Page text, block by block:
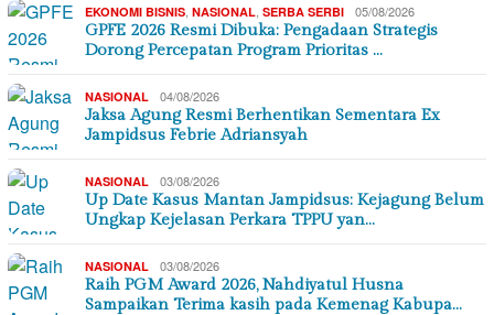
EKONOMI BISNIS NASIONAL SERBA SERBI 05/08/2026
GPFE 2026 Resmi Dibuka: Pengadaan Strategis
Dorong Percepatan Program Prioritas …
NASIONAL 04/08/2026
Jaksa Agung Resmi Berhentikan Sementara Ex
Jampidsus Febrie Adriansyah
NASIONAL 03/08/2026
Up Date Kasus Mantan Jampidsus: Kejagung Belum
Ungkap Kejelasan Perkara TPPU yan…
NASIONAL 03/08/2026
Raih PGM Award 2026, Nahdiyatul Husna
Sampaikan Terima kasih pada Kemenag Kabupa…